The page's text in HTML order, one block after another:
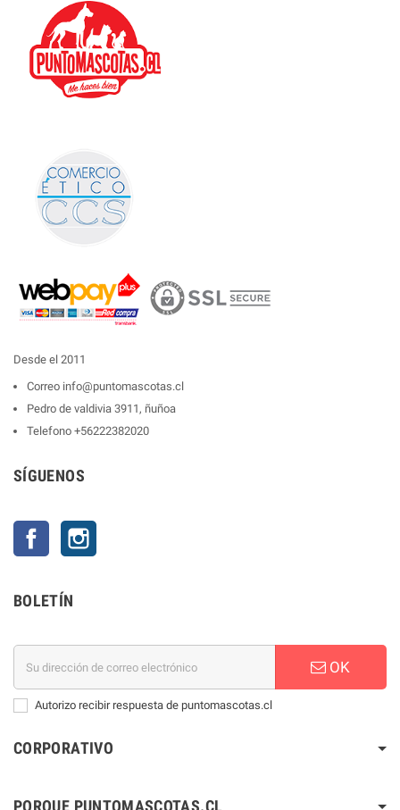
Desde el 2011
Correo info@puntomascotas.cl
Pedro de valdivia 3911, ñuñoa
Telefono +56222382020
SÍGUENOS
Facebook
BOLETÍN
OK
Autorizo recibir respuesta de puntomascotas.cl
CORPORATIVO
PORQUE PUNTOMASCOTAS.CL